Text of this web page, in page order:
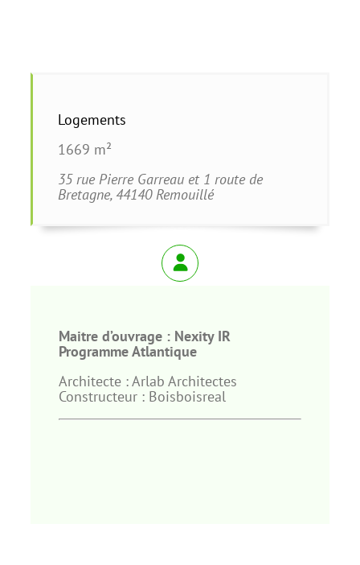
Logements
1669 m²
35 rue Pierre Garreau et 1 route de
Bretagne, 44140 Remouillé
Maitre d’ouvrage : NexityIR
Programme Atlantique
Architecte : Arlab Architectes
Constructeur : Boisboisreal